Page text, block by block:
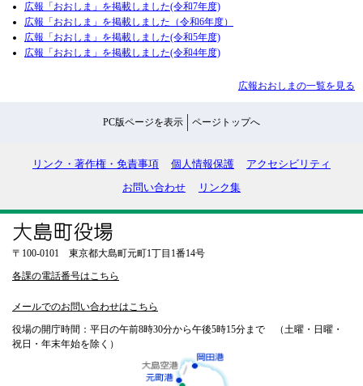
広報「おおしま」を掲載しました(令和7年度)
広報「おおしま」を掲載しました（令和6年度）
広報「おおしま」を掲載しました(令和5年度)
広報「おおしま」を掲載しました(令和4年度)
広報おおしまの一覧を見る
PC版ページを表示 ページトップへ
リンク・著作権・免責事項 個人情報保護 アクセシビリティ
お問い合わせ リンク集
〒100-0101 東京都大島町元町1丁目1番14号
各課の電話番号はこちら
メールでのお問い合わせはこちら
役場の開庁時間：平日の午前8時30分から午後5時15分まで （土曜・日曜・
祝日・年末年始を除く）